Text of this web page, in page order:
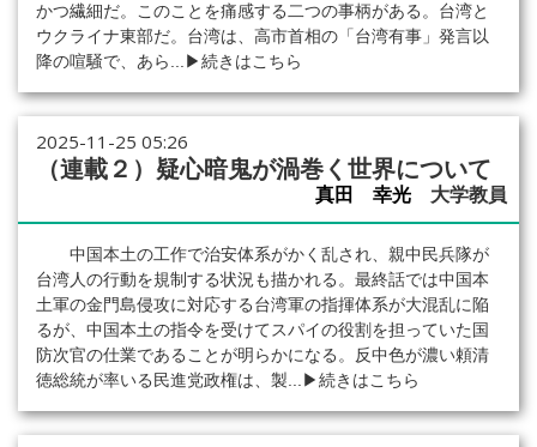
かつ繊細だ。このことを痛感する二つの事柄がある。台湾と
ウクライナ東部だ。台湾は、高市首相の「台湾有事」発言以
降の喧騒で、あら...
▶続きはこちら
2025-11-25 05:26
（連載２）疑心暗鬼が渦巻く世界について
真田 幸光 大学教員
中国本土の工作で治安体系がかく乱され、親中民兵隊が
台湾人の行動を規制する状況も描かれる。最終話では中国本
土軍の金門島侵攻に対応する台湾軍の指揮体系が大混乱に陥
るが、中国本土の指令を受けてスパイの役割を担っていた国
防次官の仕業であることが明らかになる。反中色が濃い頼清
徳総統が率いる民進党政権は、製...
▶続きはこちら